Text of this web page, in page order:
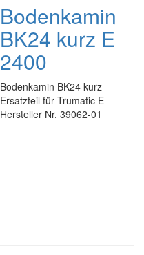
Bodenkamin
BK24 kurz E
2400
Bodenkamin BK24 kurz
Ersatzteil für Trumatic E
Hersteller Nr. 39062-01